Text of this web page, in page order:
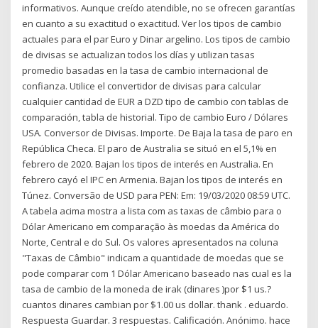
informativos. Aunque creído atendible, no se ofrecen garantías
en cuanto a su exactitud o exactitud. Ver los tipos de cambio
actuales para el par Euro y Dinar argelino. Los tipos de cambio
de divisas se actualizan todos los días y utilizan tasas
promedio basadas en la tasa de cambio internacional de
confianza. Utilice el convertidor de divisas para calcular
cualquier cantidad de EUR a DZD tipo de cambio con tablas de
comparación, tabla de historial. Tipo de cambio Euro / Dólares
USA. Conversor de Divisas. Importe. De Baja la tasa de paro en
República Checa. El paro de Australia se situó en el 5,1% en
febrero de 2020. Bajan los tipos de interés en Australia. En
febrero cayó el IPC en Armenia. Bajan los tipos de interés en
Túnez. Conversão de USD para PEN: Em: 19/03/2020 08:59 UTC.
A tabela acima mostra a lista com as taxas de câmbio para o
Dólar Americano em comparação às moedas da América do
Norte, Central e do Sul. Os valores apresentados na coluna
"Taxas de Câmbio" indicam a quantidade de moedas que se
pode comparar com 1 Dólar Americano baseado nas cual es la
tasa de cambio de la moneda de irak (dinares )por $1 us.?
cuantos dinares cambian por $1.00 us dollar. thank . eduardo.
Respuesta Guardar. 3 respuestas. Calificación. Anónimo. hace